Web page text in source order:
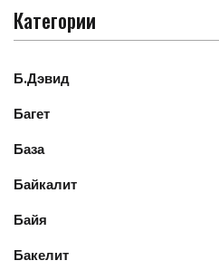
Категории
Б.Дэвид
Багет
База
Байкалит
Байя
Бакелит